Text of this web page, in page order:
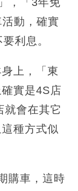
動，確實
利息。
上，「東
實是4S店
就會在其它
種方式似
購車，這時